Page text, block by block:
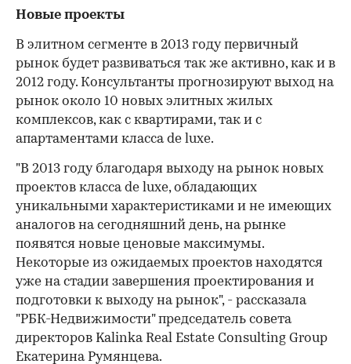
Новые проекты
В элитном сегменте в 2013 году первичный
рынок будет развиваться так же активно, как и в
2012 году. Консультанты прогнозируют выход на
рынок около 10 новых элитных жилых
комплексов, как с квартирами, так и с
апартаментами класса de luxe.
"В 2013 году благодаря выходу на рынок новых
проектов класса de luxe, обладающих
уникальными характеристиками и не имеющих
аналогов на сегодняшний день, на рынке
появятся новые ценовые максимумы.
Некоторые из ожидаемых проектов находятся
уже на стадии завершения проектирования и
подготовки к выходу на рынок", - рассказала
"РБК-Недвижимости" председатель совета
директоров Kalinka Real Estate Consulting Group
Екатерина Румянцева.